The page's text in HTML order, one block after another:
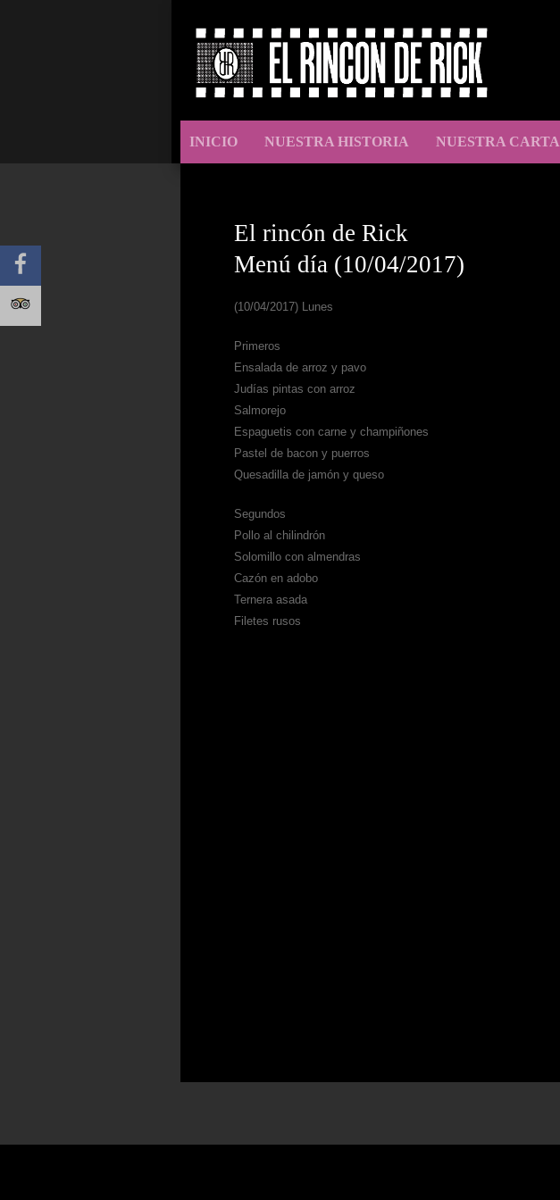
INICIO NUESTRA HISTORIA NUESTRA CARTA
El rincón de Rick
Menú día (10/04/2017)
(10/04/2017) Lunes
Primeros
Ensalada de arroz y pavo
Judías pintas con arroz
Salmorejo
Espaguetis con carne y champiñones
Pastel de bacon y puerros
Quesadilla de jamón y queso
Segundos
Pollo al chilindrón
Solomillo con almendras
Cazón en adobo
Ternera asada
Filetes rusos